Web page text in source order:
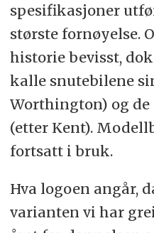
spesifikasjoner
største fornøyelse.
historie bevisst,
kalle snutebilene
Worthington) og de
(etter Kent).
fortsatt i bruk.
Hva logoen angår,
varianten vi har